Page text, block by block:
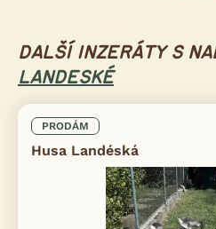
DALŠÍ INZERÁTY S
LANDESKÉ
PRODÁM
Husa Landéská